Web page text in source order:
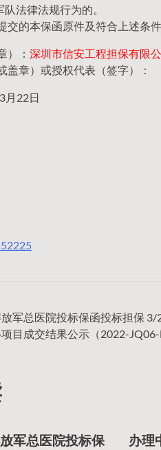
法律法规行为的。
交的本保函原件及符合上述条
）： 深圳市信安工程担保有限
盖章）或授权代表（签字）：
月22日
军总医院投标保函投标担保 3/
目成交结果公示（2022-JQ06-
军总医院投标保
办理